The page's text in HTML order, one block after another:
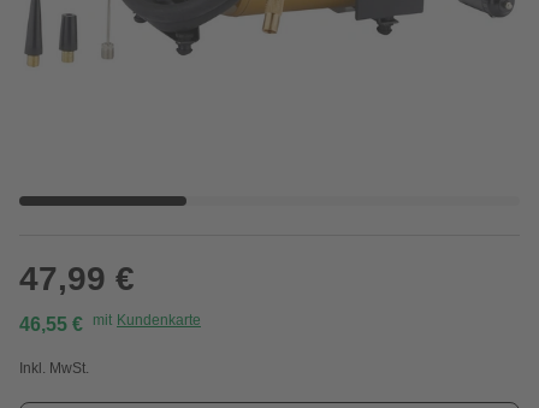
47,99 €
46,55 € mit Kundenkarte
Inkl. MwSt.